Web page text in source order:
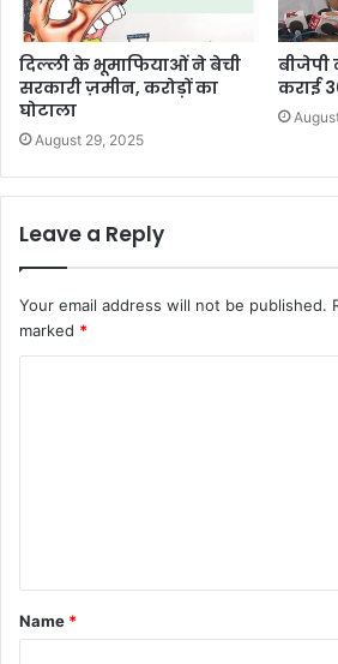
दिल्ली के भूमाफियाओं ने बेची
सरकारी ज़मीन, करोड़ों का
घोटाला
August 29, 2025
बीजेपी
कराई
Leave a Reply
Your email address will not be published.
marked *
t
*
Name *